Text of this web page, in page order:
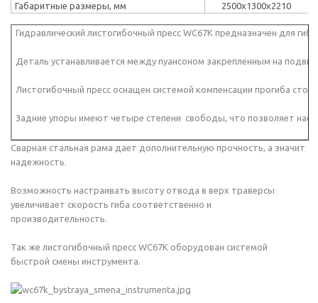
Габаритные размеры, мм
2500x1300x2210
Гидравлический листогибочный пресс WC67K предназначен для
Деталь устанавливается между пуансоном закрепленным на
Листогибочный пресс оснащен системой компенсации прогиба
Задние упоры имеют четыре степени свободы, что позволяет
Сварная стальная рама дает дополнительную прочность, а значит
надежность.
Возможность настраивать высоту отвода в верх траверсы
увеличивает скорость гиба соответственно и
производительность.
Так же листогибочный пресс WC67K оборудован системой
быстрой смены инструмента.